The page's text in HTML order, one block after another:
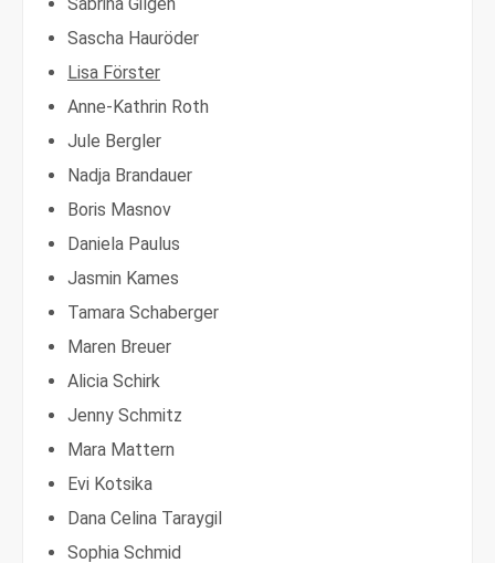
Sascha Hauröder
Lisa Förster
Anne-Kathrin Roth
Jule Bergler
Nadja Brandauer
Boris Masnov
Daniela Paulus
Jasmin Kames
Tamara Schaberger
Maren Breuer
Alicia Schirk
Jenny Schmitz
Mara Mattern
Evi Kotsika
Dana Celina Taraygil
Sophia Schmid